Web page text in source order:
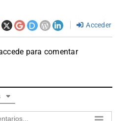
Acceder
para comentar